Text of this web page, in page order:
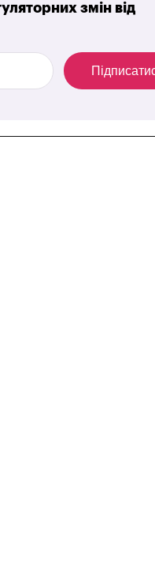
змін від